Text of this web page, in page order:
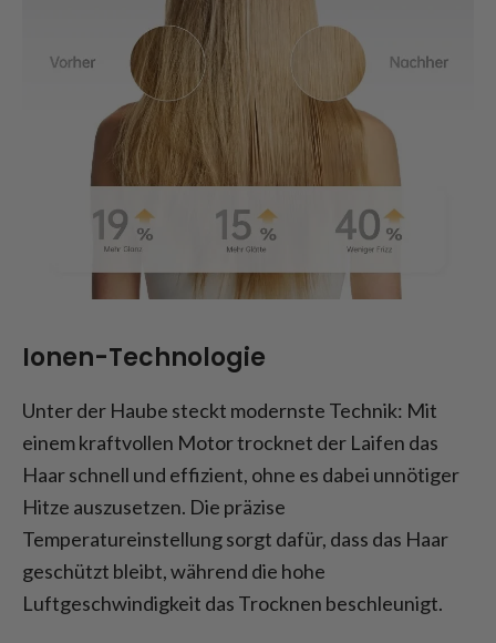
Ionen-Technologie
Unter der Haube steckt modernste Technik: Mit
einem kraftvollen Motor trocknet der Laifen das
Haar schnell und effizient, ohne es dabei unnötiger
Hitze auszusetzen. Die präzise
Temperatureinstellung sorgt dafür, dass das Haar
geschützt bleibt, während die hohe
Luftgeschwindigkeit das Trocknen beschleunigt.